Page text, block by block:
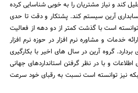
کند و نیاز مشتریان را به خوبی شناسایی کرده
آرین سیستم کند. پشتکار و دقت تا حدی
است با گذشت کمتر از دو دهه از فعالیت
خدمات و مشاوره نرم افزار در حوزه نرم افزار
بردارد. گروه آرین در سال های اخیر با بکارگیری
و با در نظر گرفتن استانداردهای جهانی
نیز توانسته است نسبت به رقبای خود سرعت